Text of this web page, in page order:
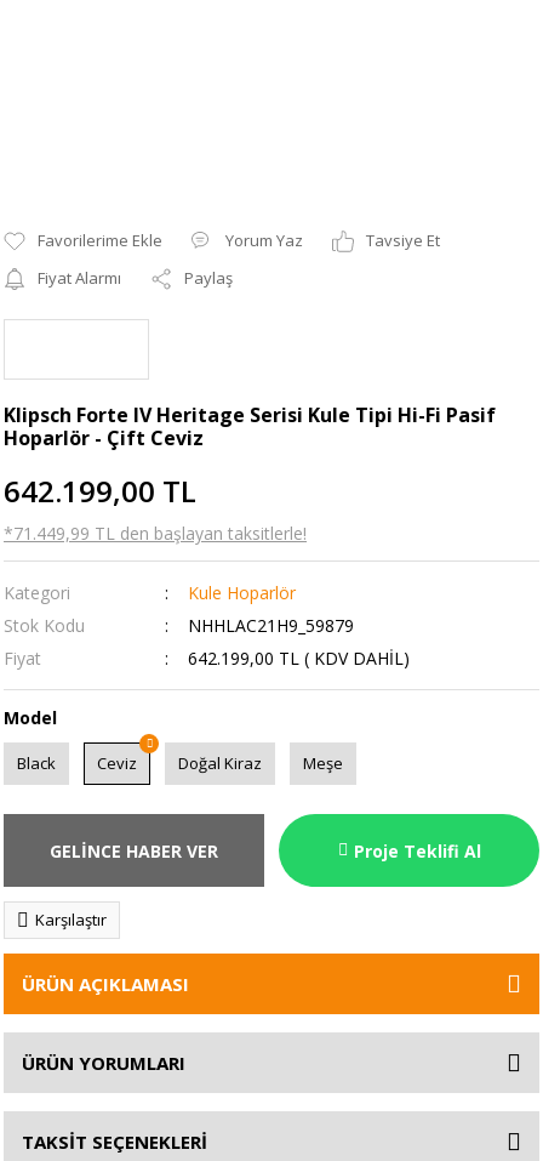
Yorum Yaz
Tavsiye Et
Fiyat Alarmı
Paylaş
Klipsch Forte IV Heritage Serisi Kule Tipi Hi-Fi Pasif
Hoparlör - Çift Ceviz
642.199,00 TL
*71.449,99 TL den başlayan taksitlerle!
Kategori
Kule Hoparlör
Stok Kodu
NHHLAC21H9_59879
Fiyat
642.199,00 TL ( KDV DAHİL)
Model
Black Ceviz Doğal Kiraz Meşe
GELİNCE HABER VER Proje Teklifi Al
Karşılaştır
ÜRÜN AÇIKLAMASI
ÜRÜN YORUMLARI
TAKSİT SEÇENEKLERİ